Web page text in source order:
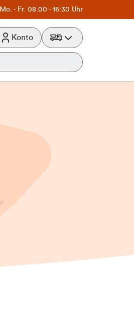
Mo. - Fr. 08.00 - 16:30 Uhr
Konto